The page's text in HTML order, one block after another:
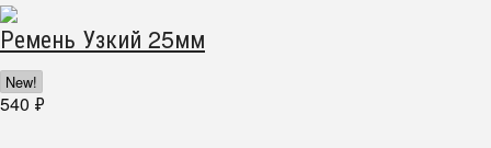
Ремень Узкий 25мм
New!
540 ₽